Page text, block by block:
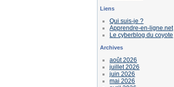
Liens
Qui suis-je ?
Apprendre-en-ligne.net
Le cyberblog du coyote
Archives
août 2026
juillet 2026
juin 2026
mai 2026